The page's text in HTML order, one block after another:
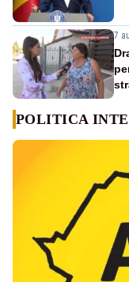
7
POLITICA